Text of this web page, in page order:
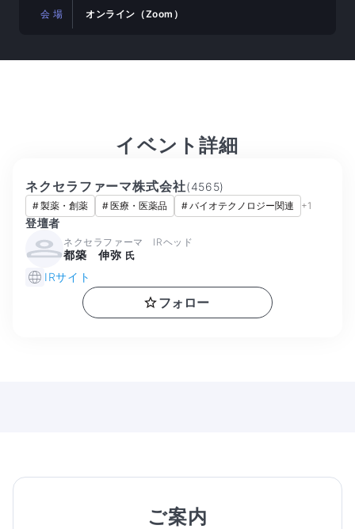
会 場 オンライン（Zoom）
イベント詳細
ネクセラファーマ株式会社(4565)
#製薬・創薬 #医療・医薬品 #バイオテクノロジー関連 +1
登壇者
ネクセラファーマ IRヘッド
都築 伸弥 氏
IRサイト
フォロー
ご案内